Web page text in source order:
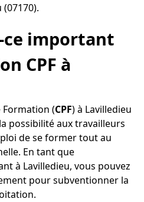
(07170).
ce important
CPF à
Formation (CPF) à Lavilledieu
possibilité aux travailleurs
de se former tout au
En tant que
à Lavilledieu, vous pouvez
pour subventionner la